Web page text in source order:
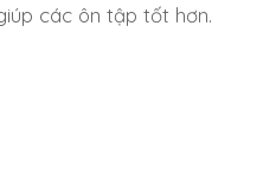
các ôn tập tốt hơn.